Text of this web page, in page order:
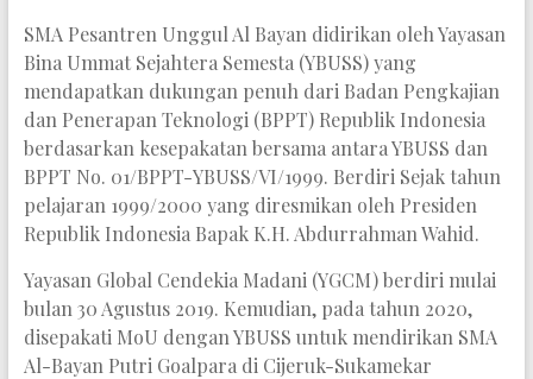
SMA Pesantren Unggul Al Bayan didirikan oleh Yayasan
Bina Ummat Sejahtera Semesta (YBUSS) yang
mendapatkan dukungan penuh dari Badan Pengkajian
dan Penerapan Teknologi (BPPT) Republik Indonesia
berdasarkan kesepakatan bersama antara YBUSS dan
BPPT No. 01/BPPT-YBUSS/VI/1999. Berdiri Sejak tahun
pelajaran 1999/2000 yang diresmikan oleh Presiden
Republik Indonesia Bapak K.H. Abdurrahman Wahid.
Yayasan Global Cendekia Madani (YGCM) berdiri mulai
bulan 30 Agustus 2019. Kemudian, pada tahun 2020,
disepakati MoU dengan YBUSS untuk mendirikan SMA
Al-Bayan Putri Goalpara di Cijeruk-Sukamekar